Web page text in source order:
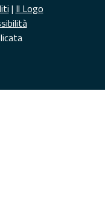
| Il Logo